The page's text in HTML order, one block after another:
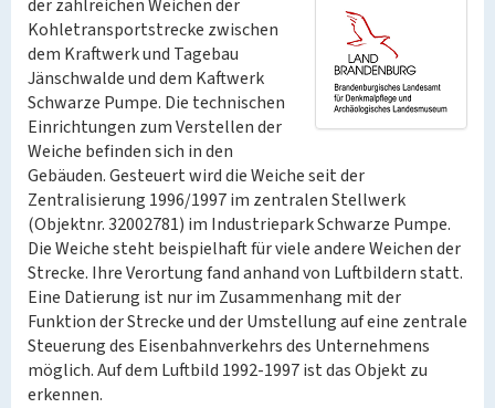
der zahlreichen Weichen der
Kohletransportstrecke zwischen
dem Kraftwerk und Tagebau
Jänschwalde und dem Kaftwerk
Schwarze Pumpe. Die technischen
Einrichtungen zum Verstellen der
Weiche befinden sich in den
Gebäuden. Gesteuert wird die Weiche seit der
Zentralisierung 1996/1997 im zentralen Stellwerk
(Objektnr. 32002781) im Industriepark Schwarze Pumpe.
Die Weiche steht beispielhaft für viele andere Weichen der
Strecke. Ihre Verortung fand anhand von Luftbildern statt.
Eine Datierung ist nur im Zusammenhang mit der
Funktion der Strecke und der Umstellung auf eine zentrale
Steuerung des Eisenbahnverkehrs des Unternehmens
möglich. Auf dem Luftbild 1992-1997 ist das Objekt zu
erkennen.